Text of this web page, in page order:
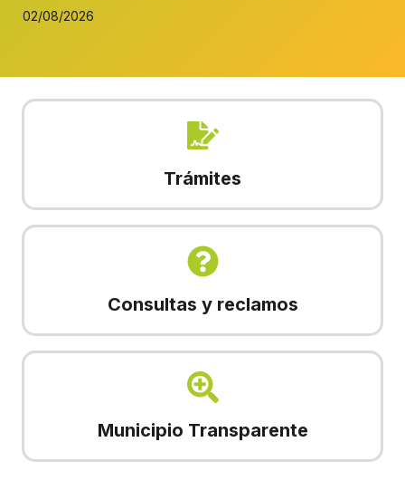
02/08/2026
Trámites
Consultas y reclamos
Municipio Transparente